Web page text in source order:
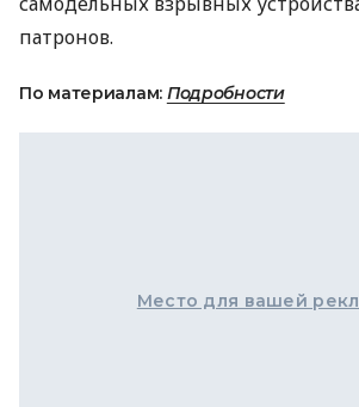
патронов.
По материалам: Подробности
Место для вашей